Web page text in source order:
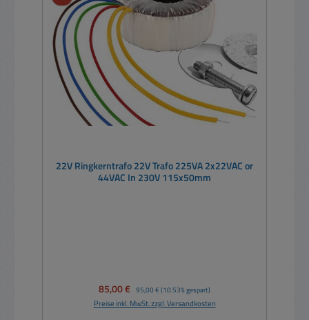
22V Ringkerntrafo 22V Trafo 225VA 2x22VAC or
44VAC In 230V 115x50mm
Verkaufspreis:
85,00 € Regulärer Preis:
95,00 € (10.53% gespart)
Preise inkl. MwSt. zzgl. Versandkosten